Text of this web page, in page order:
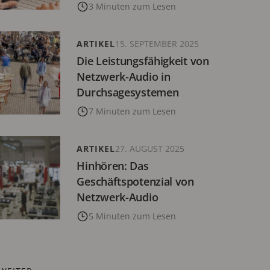
3 Minuten zum Lesen
Die Leistungsfähigkeit von
Netzwerk-Audio in
Durchsagesystemen
7 Minuten zum Lesen
ARTIKEL15. SEPTEMBER 2025
Hinhören: Das
Geschäftspotenzial von
Netzwerk-Audio
5 Minuten zum Lesen
ARTIKEL27. AUGUST 2025